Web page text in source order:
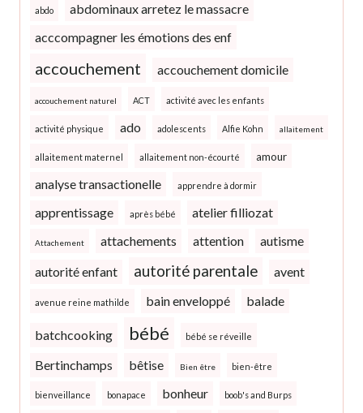
abdo
abdominaux arretez le massacre
acccompagner les émotions des enf
accouchement accouchement domicile
accouchement naturel ACT activité avec les enfants
activité physique ado adolescents Alfie Kohn allaitement
allaitement maternel allaitement non-écourté amour
analyse transactionelle apprendre à dormir
apprentissage après bébé atelier filliozat
Attachement attachements attention
autisme
autorité enfant
autorité parentale avent
avenue reine mathilde bain enveloppé balade
batchcooking bébé bébé se réveille
Bertinchamps bêtise Bien être bien-être
bienveillance bonapace bonheur boob's and Burps